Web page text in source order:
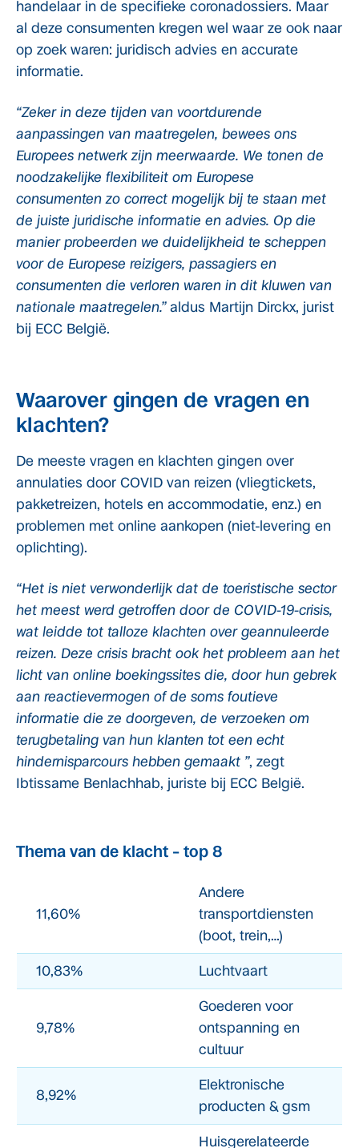
handelaar in de specifieke coronadossiers. Maar
al deze consumenten kregen wel waar ze ook naar
op zoek waren: juridisch advies en accurate
informatie.
“Zeker in deze tijden van voortdurende
aanpassingen van maatregelen, bewees ons
Europees netwerk zijn meerwaarde. We tonen de
noodzakelijke flexibiliteit om Europese
consumenten zo correct mogelijk bij te staan met
de juiste juridische informatie en advies. Op die
manier probeerden we duidelijkheid te scheppen
voor de Europese reizigers, passagiers en
consumenten die verloren waren in dit kluwen van
nationale maatregelen.”aldus Martijn Dirckx, jurist
bij ECC België.
Waarover gingen de vragen en
klachten?
De meeste vragen en klachten gingen over
annulaties door COVID van reizen (vliegtickets,
pakketreizen, hotels en accommodatie, enz.) en
problemen met online aankopen (niet-levering en
oplichting).
“Het is niet verwonderlijk dat de toeristische sector
het meest werd getroffen door de COVID-19-crisis,
wat leidde tot talloze klachten over geannuleerde
reizen. Deze crisis bracht ook het probleem aan het
licht van online boekingssites die, door hun gebrek
aan reactievermogen of de soms foutieve
informatie die ze doorgeven, de verzoeken om
terugbetaling van hun klanten tot een echt
hindernisparcours hebben gemaakt ”, zegt
Ibtissame Benlachhab, juriste bij ECC België.
Thema van de klacht – top 8
11,60%
Andere
transportdiensten
(boot, trein,…)
10,83% Luchtvaart
9,78%
Goederen voor
ontspanning en
cultuur
8,92%
Elektronische
producten & gsm
Huisgerelateerde